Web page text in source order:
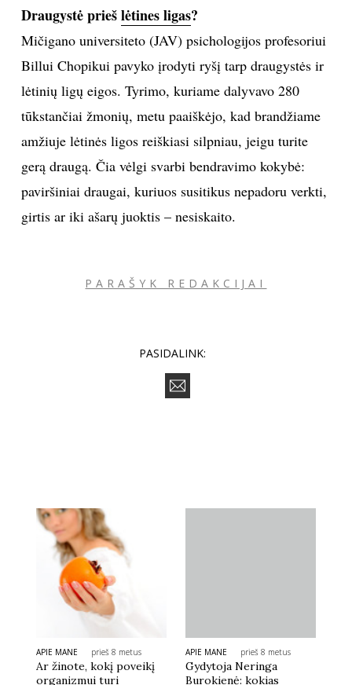
Sekite mus:
PRENUMERUOK
NAUJIENLAIŠKĮ
Draugystė priešlėtines ligas?
Mičigano universiteto (JAV) psichologijos profesoriui
Billui Chopikui pavyko įrodyti ryšį tarp draugystės ir
lėtinių ligų eigos. Tyrimo, kuriame dalyvavo 280
tūkstančiai žmonių, metu paaiškėjo, kad brandžiame
amžiuje lėtinės ligos reiškiasi silpniau, jeigu turite
gerą draugą. Čia vėlgi svarbi bendravimo kokybė:
paviršiniai draugai, kuriuos susitikus nepadoru verkti,
girtis ar iki ašarų juoktis – nesiskaito.
PARAŠYK REDAKCIJAI
PASIDALINK:
APIE MANE prieš 8 metus
Ar žinote, kokį poveikį
organizmui turi
APIE MANE prieš 8 metus
Gydytoja Neringa
Burokienė: kokias